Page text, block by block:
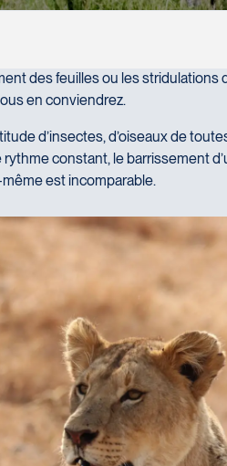
nuit par les sons de la nature ?
des feuilles ou les
en conviendrez.
d’insectes, d’oiseaux de
constant, le barrissement
est incomparable.
Ajoutez vos